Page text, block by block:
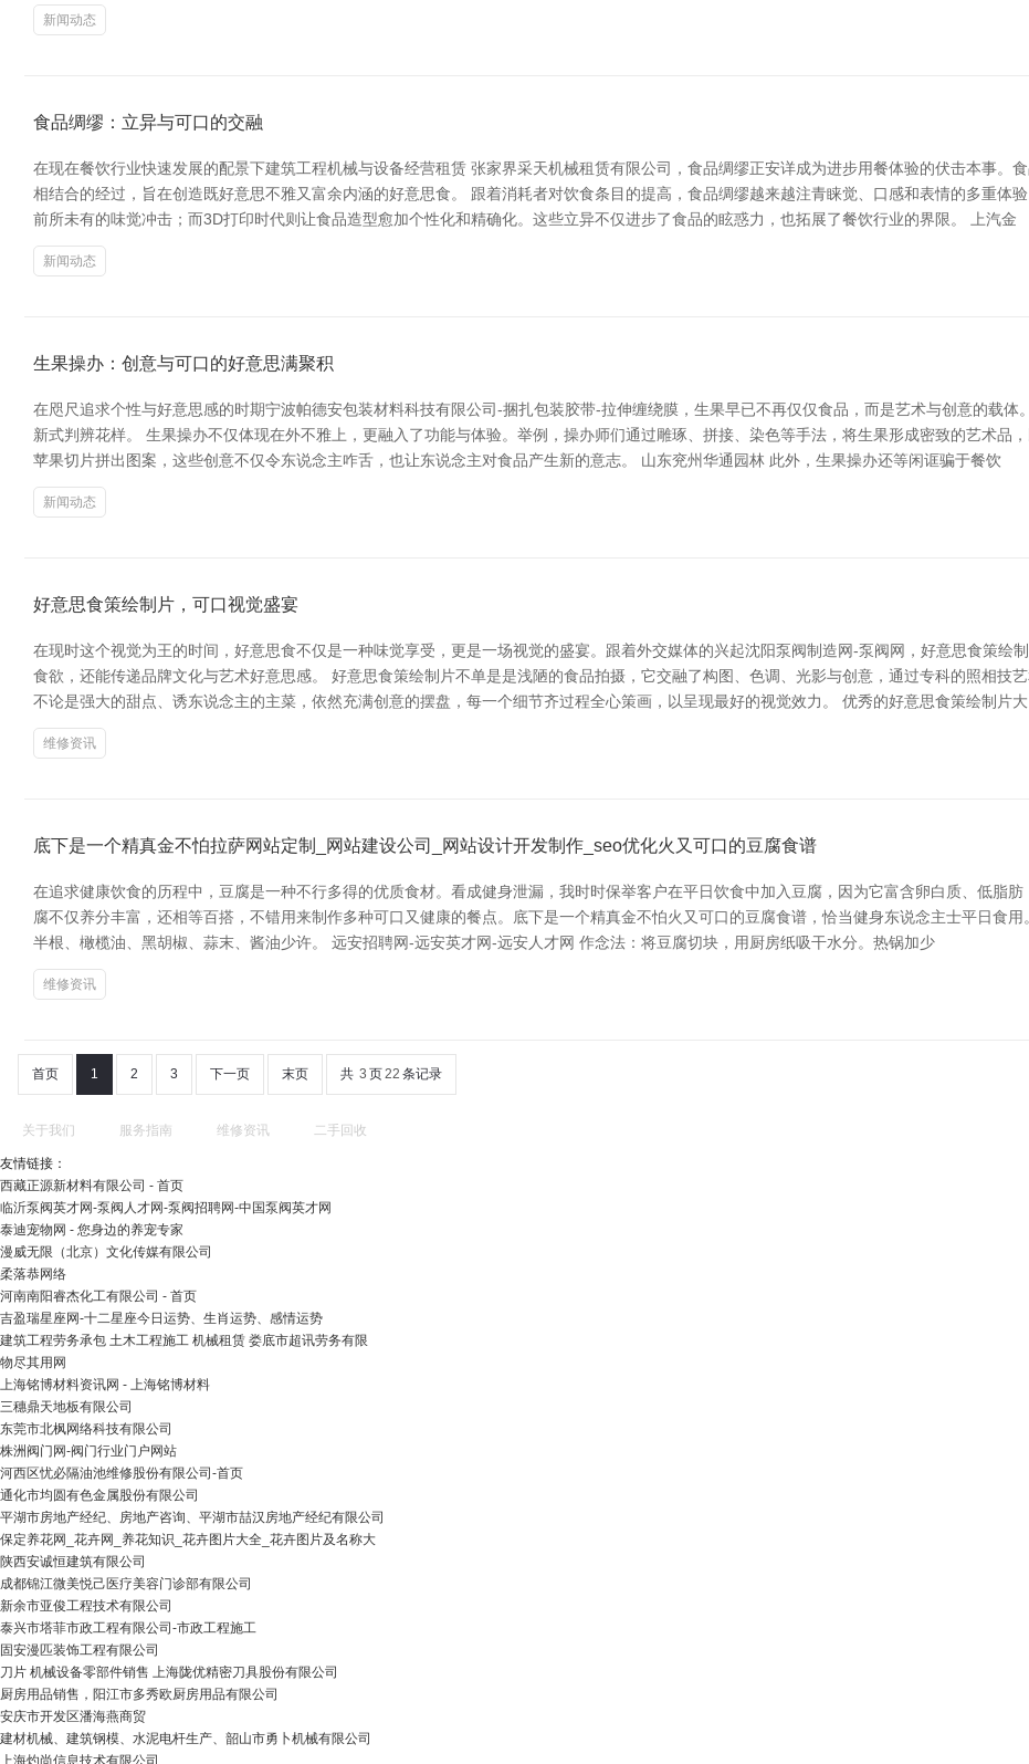
新闻动态
食品绸缪：立异与可口的交融
在现在餐饮行业快速发展的配景下建筑工程机械与设备经营租赁 张家界采天机械租赁有限公司，食品绸缪正安详成为进步用餐体验的伏击本事。
相结合的经过，旨在创造既好意思不雅又富余内涵的好意思食。 跟着消耗者对饮食条目的提高，食品绸缪越来越注青睐觉、口感和表情的多重体
前所未有的味觉冲击；而3D打印时代则让食品造型愈加个性化和精确化。这些立异不仅进步了食品的眩惑力，也拓展了餐饮行业的界限。 上汽金
新闻动态
生果操办：创意与可口的好意思满聚积
在咫尺追求个性与好意思感的时期宁波帕德安包装材料科技有限公司-捆扎包装胶带-拉伸缠绕膜，生果早已不再仅仅食品，而是艺术与创意的载
新式判辨花样。 生果操办不仅体现在外不雅上，更融入了功能与体验。举例，操办师们通过雕琢、拼接、染色等手法，将生果形成密致的艺术品
苹果切片拼出图案，这些创意不仅令东说念主咋舌，也让东说念主对食品产生新的意志。 山东兖州华通园林 此外，生果操办还等闲诓骗于餐饮
新闻动态
好意思食策绘制片，可口视觉盛宴
在现时这个视觉为王的时间，好意思食不仅是一种味觉享受，更是一场视觉的盛宴。跟着外交媒体的兴起沈阳泵阀制造网-泵阀网，好意思食策绘
食欲，还能传递品牌文化与艺术好意思感。 好意思食策绘制片不单是是浅陋的食品拍摄，它交融了构图、色调、光影与创意，通过专科的照相技
不论是强大的甜点、诱东说念主的主菜，依然充满创意的摆盘，每一个细节齐过程全心策画，以呈现最好的视觉效力。 优秀的好意思食策绘制片大
维修资讯
底下是一个精真金不怕拉萨网站定制_网站建设公司_网站设计开发制作_seo优化火又可口的豆腐食谱
在追求健康饮食的历程中，豆腐是一种不行多得的优质食材。看成健身泄漏，我时时保举客户在平日饮食中加入豆腐，因为它富含卵白质、低脂
腐不仅养分丰富，还相等百搭，不错用来制作多种可口又健康的餐点。底下是一个精真金不怕火又可口的豆腐食谱，恰当健身东说念主士平日食
半根、橄榄油、黑胡椒、蒜末、酱油少许。 远安招聘网-远安英才网-远安人才网 作念法：将豆腐切块，用厨房纸吸干水分。热锅加少
维修资讯
首页 1 2 3 下一页 末页 共 3 页22 条记录
关于我们 服务指南 维修资讯 二手回收
友情链接：
西藏正源新材料有限公司 - 首页
临沂泵阀英才网-泵阀人才网-泵阀招聘网-中国泵阀英才网
泰迪宠物网 - 您身边的养宠专家
漫威无限（北京）文化传媒有限公司
柔落恭网络
河南南阳睿杰化工有限公司 - 首页
吉盈瑞星座网-十二星座今日运势、生肖运势、感情运势
建筑工程劳务承包 土木工程施工 机械租赁 娄底市超讯劳务有限
物尽其用网
上海铭博材料资讯网 - 上海铭博材料
三穗鼎天地板有限公司
东莞市北枫网络科技有限公司
株洲阀门网-阀门行业门户网站
河西区忧必隔油池维修股份有限公司-首页
通化市均圆有色金属股份有限公司
平湖市房地产经纪、房地产咨询、平湖市喆汉房地产经纪有限公司
保定养花网_花卉网_养花知识_花卉图片大全_花卉图片及名称大
陕西安诚恒建筑有限公司
成都锦江微美悦己医疗美容门诊部有限公司
新余市亚俊工程技术有限公司
泰兴市塔菲市政工程有限公司-市政工程施工
固安漫匹装饰工程有限公司
刀片 机械设备零部件销售 上海陇优精密刀具股份有限公司
厨房用品销售，阳江市多秀欧厨房用品有限公司
安庆市开发区潘海燕商贸
建材机械、建筑钢模、水泥电杆生产、韶山市勇卜机械有限公司
上海灼尚信息技术有限公司